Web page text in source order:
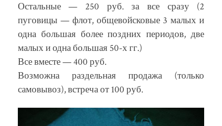
Остальные — 250 руб. за все сразу (2
пуговицы — флот, общевойсковые 3 малых и
одна большая более поздних периодов, две
малых и одна большая 50-х гг.)
Все вместе — 400 руб.
Возможна раздельная продажа (только
самовывоз), встреча от 100 руб.